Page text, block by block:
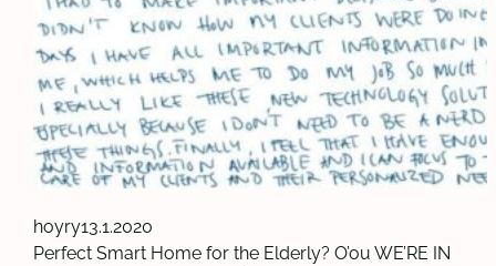
hoyry13.1.2020
Perfect Smart Home for the Elderly? O’ou WE’RE IN